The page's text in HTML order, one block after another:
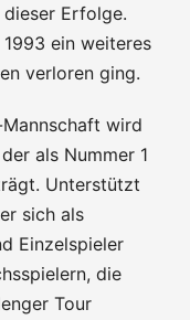
Erfolge.
ein weiteres
verloren ging.
wird
als Nummer 1
Unterstützt
sich als
Einzelspieler
die
Tour